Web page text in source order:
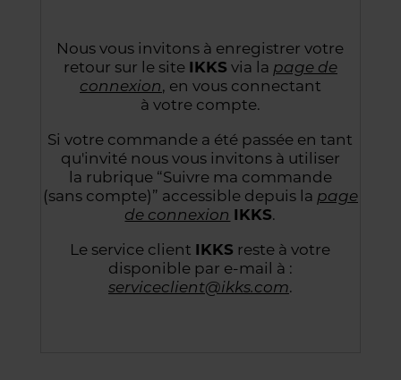
Nous vous invitons à enregistrer votre
retour sur le site IKKS via la page de
connexion, en vous connectant
à votre compte.
Si votre commande a été passée en tant
qu'invité nous vous invitons à utiliser
la rubrique “Suivre ma commande
(sans compte)” accessible depuis la page
de connexion IKKS.
Le service client IKKS reste à votre
disponible par e-mail à :
serviceclient@ikks.com.